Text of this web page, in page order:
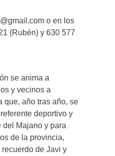
o en los
(Rubén) y 630 577
se anima a
y vecinos a
que, año tras año, se
deportivo y
Majano y para
de la provincia,
de Javi y